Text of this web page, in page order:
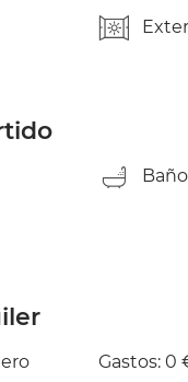
Gastos: 0